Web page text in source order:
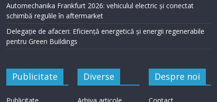
Automechanika Frankfurt 2026: vehiculul electric și conectat
schimbă regulile în aftermarket
Delegație de afaceri: Eficiență energetică și energii regenerabile
pentru Green Buildings
Publicitate Diverse Despre noi